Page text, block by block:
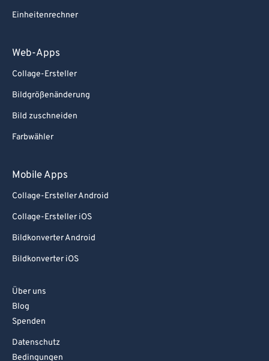
Einheitenrechner
Web-Apps
Collage-Ersteller
Bildgrößenänderung
Bild zuschneiden
Farbwähler
Mobile Apps
Collage-Ersteller Android
Collage-Ersteller iOS
Bildkonverter Android
Bildkonverter iOS
Über uns
Blog
Spenden
Datenschutz
Bedingungen